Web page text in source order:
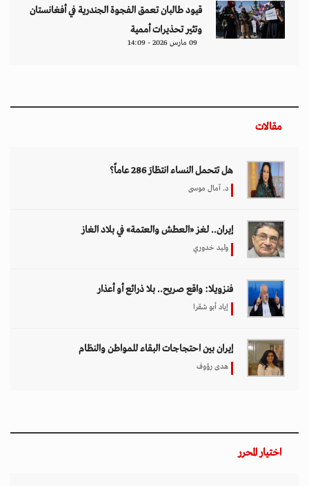
قيود طالبان تعمق الفجوة الجندرية في أفغانستان
وتثير تحذيرات أممية
09 مارس 2026 - 14:09
مقالات
هل تتحمل النساء انتظارَ 286 عاماً؟
د. آمال موسى
إيران.. لغز «العطش والعتمة» في بلاد الغاز
وليد خدوري
فنزويلا: واقع صريح.. بلا ذرائع أو أعذار
إياد أبو شقرا
إيران بين احتجاجات البقاء للمواطن والنظام
هدى رؤوف
اختيار المحرر